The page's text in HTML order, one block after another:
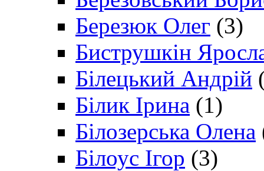
Березюк Олег (3)
Биструшкін
Білецький Андрій
Білик Ірина (1)
Білозерська Олена
Білоус Ігор (3)